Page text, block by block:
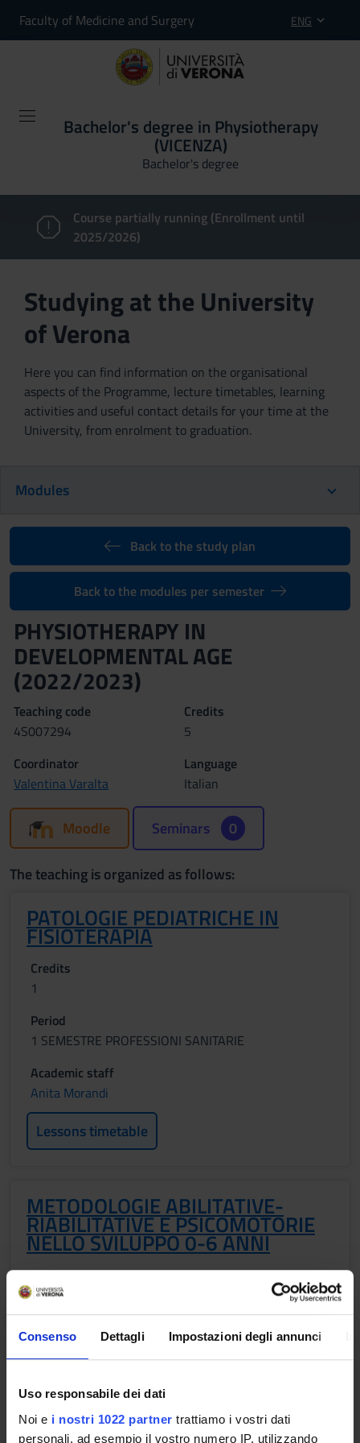
Consenso Dettagli Impostazioni degli annunci
Uso responsabile dei dati
Noi e i nostri 1022 partner trattiamo i vostri dati
personali, ad esempio il vostro numero IP, utilizzando
Faculty of Medicine and Surgery ENG
Bachelor's degree in Physiotherapy
(VICENZA)
Bachelor's degree
Course partially running (Enrollment until
2025/2026)
Studying at the University
of Verona
Here you can find information on the organisational
aspects of the Programme, lecture timetables, learning
activities and useful contact details for your time at the
University, from enrolment to graduation.
Modules
Back to the study plan
Back to the modules per semester
PHYSIOTHERAPY IN
DEVELOPMENTAL AGE
(2022/2023)
Teaching code
4S007294
Credits
5
Coordinator
Valentina Varalta
Language
Italian
Moodle Seminars 0
The teaching is organized as follows:
PATOLOGIE PEDIATRICHE IN
FISIOTERAPIA
Credits
1
Period
1 SEMESTRE PROFESSIONI SANITARIE
Academic staff
Anita Morandi
Lessons timetable
METODOLOGIE ABILITATIVE-
RIABILITATIVE E PSICOMOTORIE
NELLO SVILUPPO 0-6 ANNI
Credits
1
1 SEMESTRE PROFESSIONI SANITARIE
Valentina Fiorin
Lessons timetable